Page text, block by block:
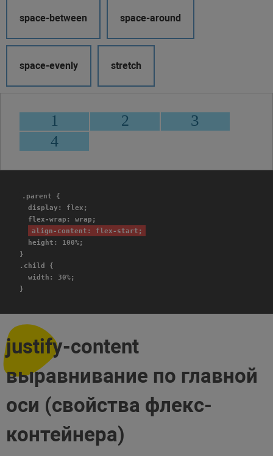
space-between space-around
space-evenly stretch
.parent {
display: flex;
flex-wrap: wrap;
align-content: flex-start;
height: 100%;
}
.child {
width: 30%;
}
justify-content
выравнивание по главной
оси (свойства флекс-
контейнера)